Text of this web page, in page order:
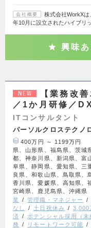
会社概要
株式会社WorkX
年10月に設立されたハイブリ
興味あ
NEW
【業務改
／1か月研修／
ITコンサルタント
パーソルクロステクノ
400万円 ～ 1199万円
県、山形県、福島県、茨城
都、神奈川県、新潟県、富
阜県、静岡県、愛知県、三
良県、和歌山県、鳥取県、
香川県、愛媛県、高知県、
宮崎県、鹿児島県、沖縄県
業
管理職・マネジャー
なし
土日祝休み 3,000
済
ポテンシャル採用（未
務
リモートワーク可能